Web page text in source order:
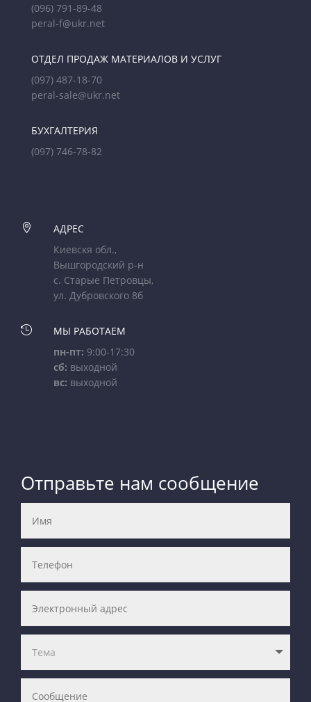
(096) 791-89-48
peral-f@ukr.net
ОТДЕЛ ПРОДАЖ МАТЕРИАЛОВ И УСЛУГ
(097) 487-18-70
peral-sale@ukr.net
БУХГАЛТЕРИЯ
(097) 746-78-82

АДРЕС
Киевскя обл.,
Вышгородский р-н
с. Старые Петровцы,
ул. Дубровского 8б

МЫ РАБОТАЕМ
пн-пт: 9:00-17:30
сб: выходной
вс: выходной
Отправьте нам сообщение